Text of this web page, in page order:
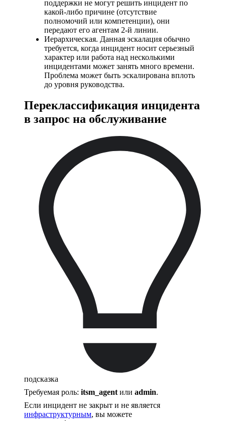
поддержки не могут решить инцидент по
какой-либо причине (отсутствие
полномочий или компетенции), они
передают его агентам 2-й линии.
Иерархическая. Данная эскалация обычно
требуется, когда инцидент носит серьезный
характер или работа над несколькими
инцидентами может занять много времени.
Проблема может быть эскалирована вплоть
до уровня руководства.
Переклассификация инцидента
в запрос на обслуживание
подсказка
Требуемая роль: itsm_agent или admin.
Если инцидент не закрыт и не является
инфраструктурным, вы можете